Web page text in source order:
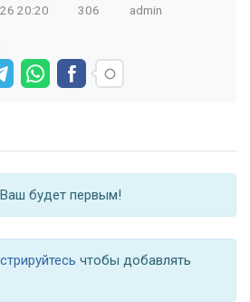
20:20 306
admin
будет первым!
чтобы добавлять